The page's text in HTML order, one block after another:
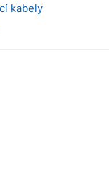
kabely